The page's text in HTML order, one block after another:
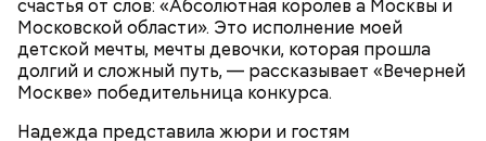
счастья от слов: «Абсолютная королев а Москвы и
Московской области». Это исполнение моей
детской мечты, мечты девочки, которая прошла
долгий и сложный путь, — рассказывает «Вечерней
Москве» победительница конкурса.
Надежда представила жюри и гостям